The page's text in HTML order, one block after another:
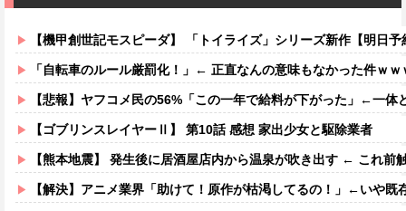
【機甲創世記モスピーダ】 「トイライズ」シリーズ新作【明日予
「自転車のルール厳罰化！」← 正直なんの意味もなかった件ｗｗ
【悲報】ヤフコメ民の56%「この一年で給料が下がった」←一体どんな仕
【ゴブリンスレイヤーⅡ】 第10話 感想 家出少女と駆除業者
【熊本地震】 発生後に居酒屋店内から温泉が吹き出す ← これ前
【解決】アニメ業界「助けて！原作が枯渇してるの！」←いや既存